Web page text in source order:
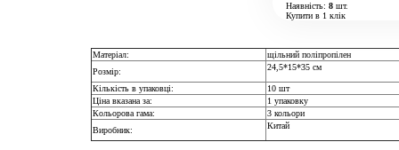
Наявність:8 шт.
Купити в 1 клік
Матеріал:
щільний поліпропілен
Розмір:
24,5*15*35 см
Кількість в упаковці:
10 шт
Ціна вказана за:
1 упаковку
Кольорова гама:
3 кольори
Виробник:
Китай